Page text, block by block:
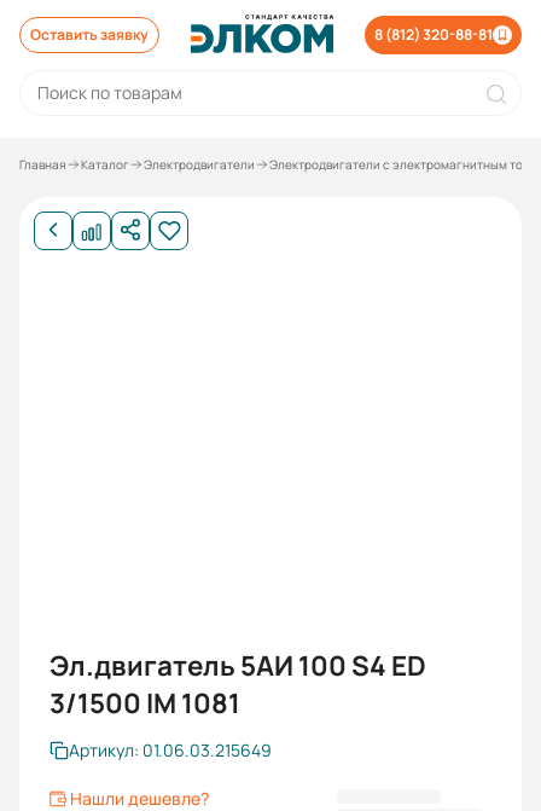
Оставить заявку 8 (812) 320-88-81
Главная Каталог Электродвигатели Электродвигатели с электромагнитным
Эл.двигатель 5АИ 100 S4 ED
3/1500 IM 1081
Артикул: 01.06.03.215649
Нашли дешевле?